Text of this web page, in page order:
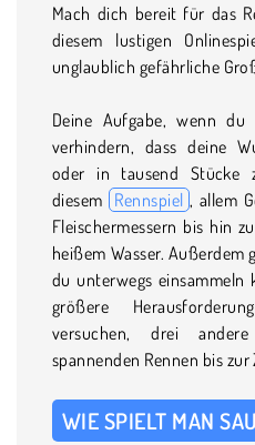
Mach dich bereit für das
diesem lustigen
unglaublich gefährliche
Deine Aufgabe, wenn
verhindern, dass deine
oder in tausend
diesem Rennspiel , allem
Fleischermessern bis hin
heißem Wasser. Außerdem
du unterwegs einsammeln
größere
versuchen, drei
spannenden Rennen bis
WIE SPIELT MAN